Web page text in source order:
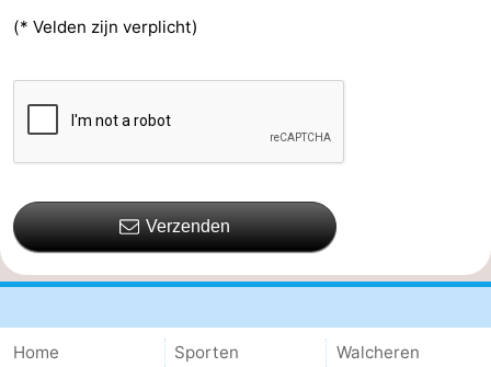
(* Velden zijn verplicht)
Verzenden
Home
Sporten
Walcheren